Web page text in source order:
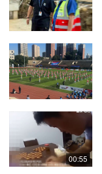
00:55